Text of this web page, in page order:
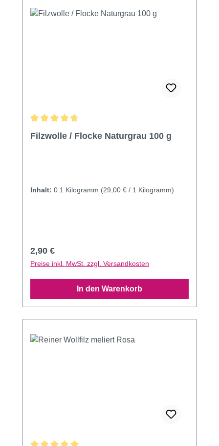
Filzwolle / Flocke Naturgrau 100 g
Inhalt: 0.1 Kilogramm (29,00 € / 1 Kilogramm)
Regulärer Preis:
2,90 €
Preise inkl. MwSt. zzgl. Versandkosten
In den Warenkorb